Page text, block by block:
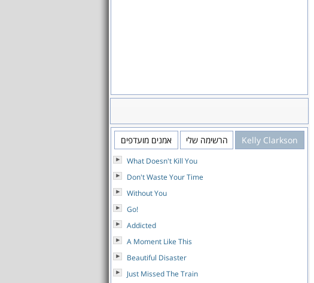
Kelly Clarkson הרשימה שלי אמנים מועדפים
What Doesn't Kill You
Don't Waste Your Time
Without You
Go!
Addicted
A Moment Like This
Beautiful Disaster
Just Missed The Train